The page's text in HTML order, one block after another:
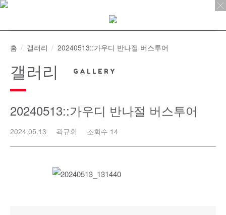
Skip
홈 갤러리 20240513::가우디 반나절 버스투어
갤러리
20240513::가우디 반나절 버스투어
2024.05.13 곽규휘 조회수 14